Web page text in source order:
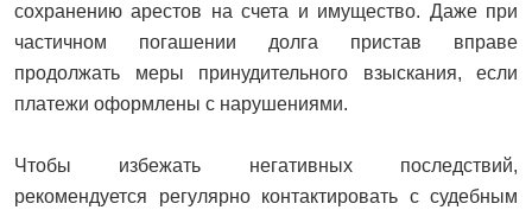
сохранению арестов на счета и имущество. Даже при
частичном погашении долга пристав вправе
продолжать меры принудительного взыскания, если
платежи оформлены с нарушениями.
Чтобы избежать негативных последствий,
рекомендуется регулярно контактировать с судебным